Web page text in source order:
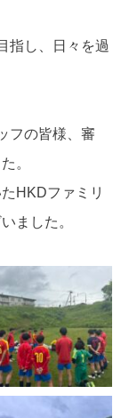
指し、日々を過
フの皆様、審
。
HKDファミリ
ました。